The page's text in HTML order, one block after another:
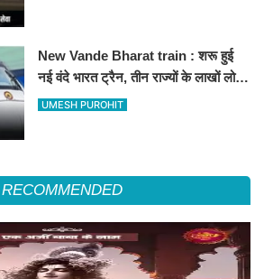
New Vande Bharat train : शरू हुई
नई वंदे भारत ट्रैन, तीन राज्यों के लाखों लोगों
का सफर होगा आसान, देखें पूरा रूटमैप
UMESH PUROHIT
RECOMMENDED